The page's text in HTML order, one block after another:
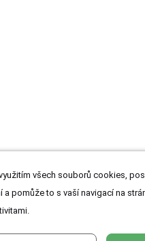
všech souborů cookies,
a pomůže to s vaší navigací na